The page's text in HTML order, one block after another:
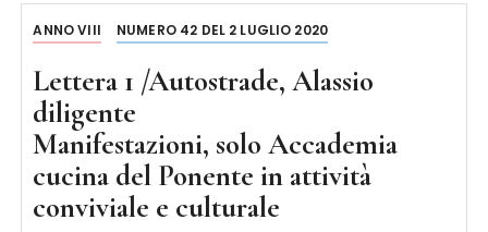
ANNO VIII NUMERO 42 DEL 2 LUGLIO 2020
Lettera 1 /Autostrade, Alassio
diligente
Manifestazioni, solo Accademia
cucina del Ponente in attività
conviviale e culturale